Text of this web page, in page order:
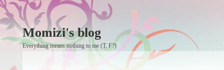
Momizi's blog
Everything means nothing to me (T, F?)